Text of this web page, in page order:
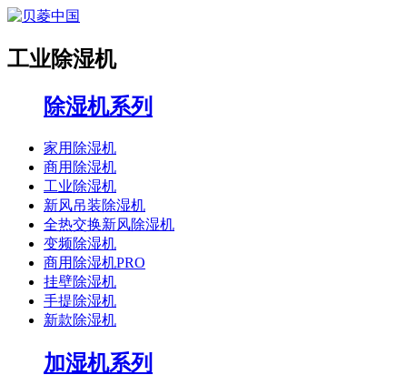
工业除湿机
除湿机系列
家用除湿机
商用除湿机
工业除湿机
新风吊装除湿机
全热交换新风除湿机
变频除湿机
商用除湿机PRO
挂壁除湿机
手提除湿机
新款除湿机
加湿机系列